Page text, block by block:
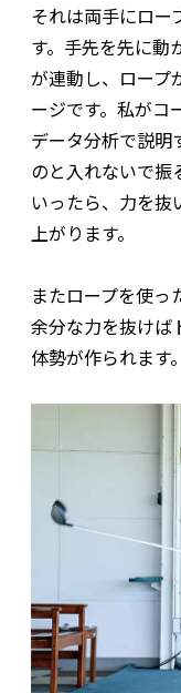
それは両手にロー
す。手先を先に動
が連動し、ロープ
ージです。私がコ
データ分析で説明
のと入れないで振
いったら、力を抜
上がります。
またロープを使っ
余分な力を抜けば
体勢が作られます。